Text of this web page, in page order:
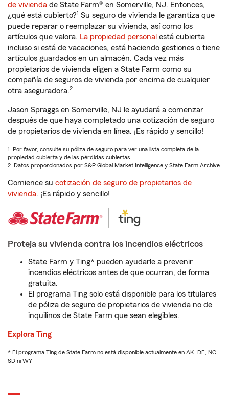
de vivienda de State Farm® en Somerville, NJ. Entonces,
¿qué está cubierto?1 Su seguro de vivienda le garantiza que
puede reparar o reemplazar su vivienda, así como los
artículos que valora. La propiedad personal está cubierta
incluso si está de vacaciones, está haciendo gestiones o tiene
artículos guardados en un almacén. Cada vez más
propietarios de vivienda eligen a State Farm como su
compañía de seguros de vivienda por encima de cualquier
otra aseguradora.2
Jason Spraggs en Somerville, NJ le ayudará a comenzar
después de que haya completado una cotización de seguro
de propietarios de vivienda en línea. ¡Es rápido y sencillo!
1. Por favor, consulte su póliza de seguro para ver una lista completa de la
propiedad cubierta y de las pérdidas cubiertas.
2. Datos proporcionados por S&P Global Market Intelligence y State Farm Archive.
Comience su cotización de seguro de propietarios de
vivienda. ¡Es rápido y sencillo!
Proteja su vivienda contra los incendios eléctricos
State Farm y Ting* pueden ayudarle a prevenir
incendios eléctricos antes de que ocurran, de forma
gratuita.
El programa Ting solo está disponible para los titulares
de póliza de seguro de propietarios de vivienda no de
inquilinos de State Farm que sean elegibles.
Explora Ting
* El programa Ting de State Farm no está disponible actualmente en AK, DE, NC,
SD ni WY